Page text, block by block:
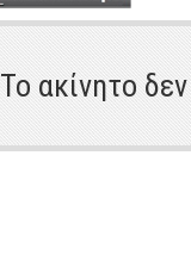
Το ακίνητο